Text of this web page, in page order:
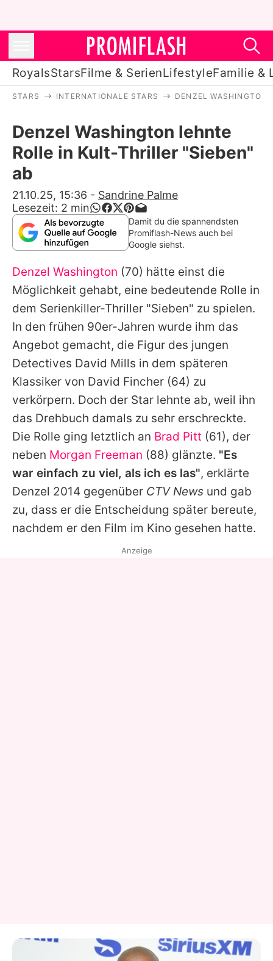
RoyalsStarsFilme & SerienLifestyleFamilie &
Stars
Filme & Serien
Lifestyle
Familie & Liebe
Promiflash Exklusiv
Alle Themen auf Promiflash
Jobs
App runterladen
Team
Redaktionelle Richtlinien
Impressum
Datenschutzerklärung
Nutzungsbedingungen
Utiq verwalten
STARS INTERNATIONALE STARS DENZEL WASHINGTON
Denzel Washington lehnte
Rolle in Kult-Thriller "Sieben"
ab
21.10.25, 15:36 - Sandrine Palme
Lesezeit: 2 min
Damit du die spannendsten
Promiflash-News auch bei
Google siehst.
Denzel Washington (70) hätte einst die
Möglichkeit gehabt, eine bedeutende Rolle in
dem Serienkiller-Thriller "Sieben" zu spielen.
In den frühen 90er-Jahren wurde ihm das
Angebot gemacht, die Figur des jungen
Detectives David Mills in dem späteren
Klassiker von David Fincher (64) zu
verkörpern. Doch der Star lehnte ab, weil ihn
das Drehbuch damals zu sehr erschreckte.
Die Rolle ging letztlich an Brad Pitt (61), der
neben Morgan Freeman (88) glänzte. "Es
war einfach zu viel, als ich es las", erklärte
Denzel 2014 gegenüber CTV News und gab
zu, dass er die Entscheidung später bereute,
nachdem er den Film im Kino gesehen hatte.
Anzeige